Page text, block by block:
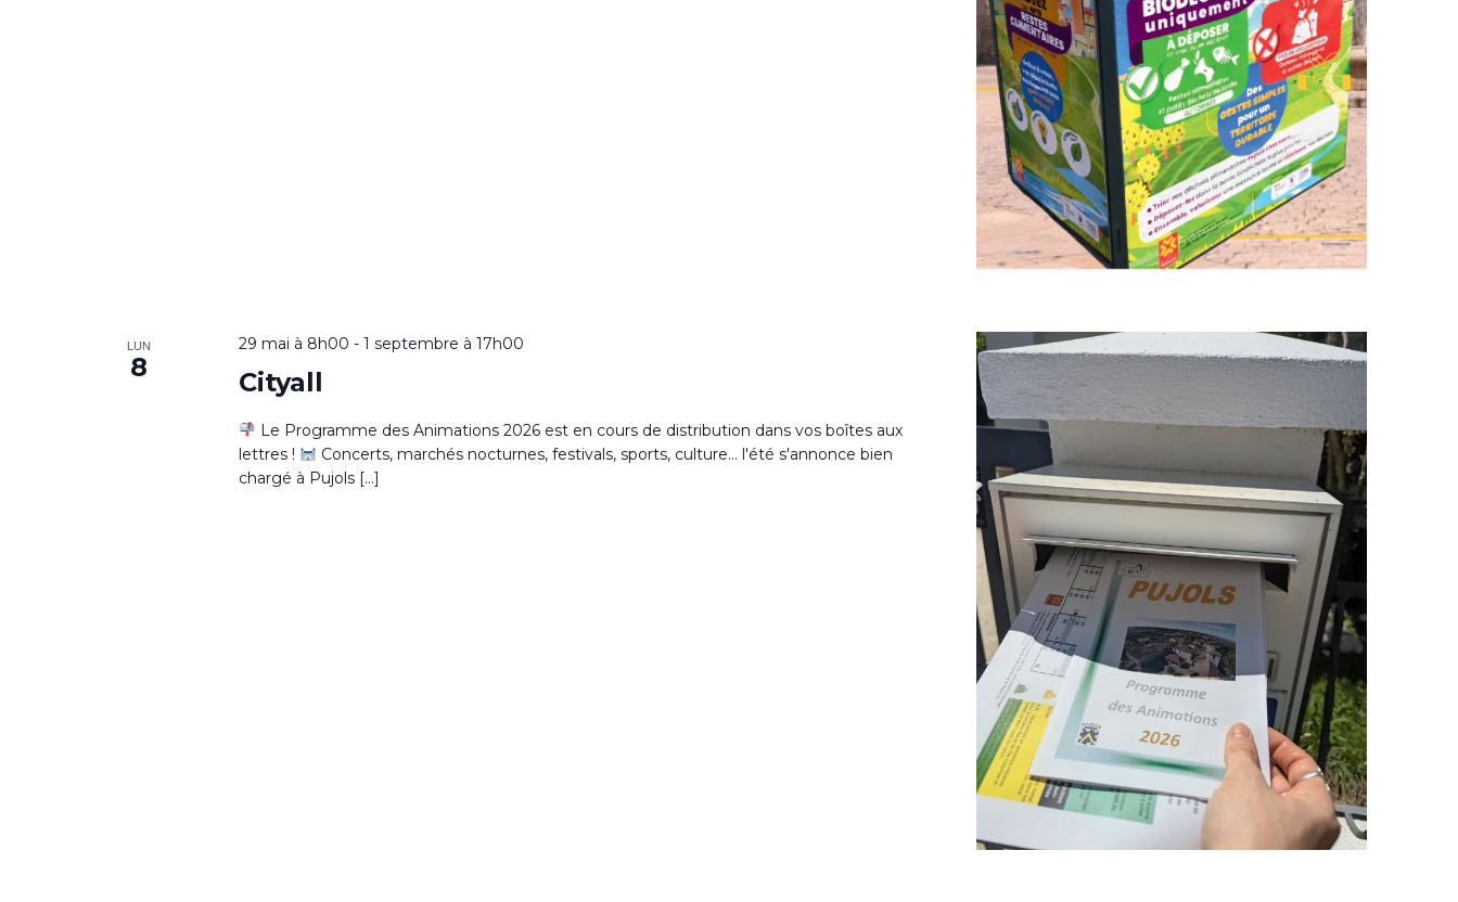
LUN
8
29 mai à 8h00 - 1 septembre à 17h00
Cityall
Le Programme des Animations 2026 est en cours de distribution dans vos boîtes aux
lettres !
Concerts, marchés nocturnes, festivals, sports, culture... l'été s'annonce bien
chargé à Pujols […]